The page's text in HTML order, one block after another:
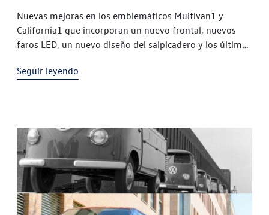
Nuevas mejoras en los emblemáticos Multivan1 y
California1 que incorporan un nuevo frontal, nuevos
faros LED, un nuevo diseño del salpicadero y los últimos
Volkswagen Vehículos Comerciales ha
Seguir leyendo